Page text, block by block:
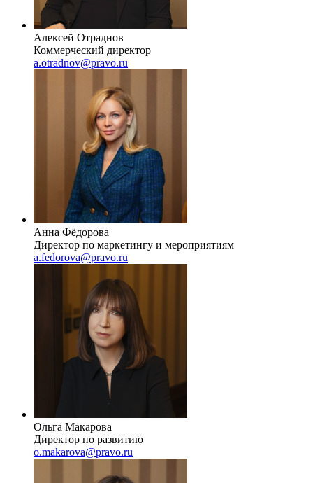
Алексей Отраднов
Коммерческий директор
a.otradnov@pravo.ru
Анна Фёдорова
Директор по маркетингу и мероприятиям
a.fedorova@pravo.ru
Ольга Макарова
Директор по развитию
o.makarova@pravo.ru